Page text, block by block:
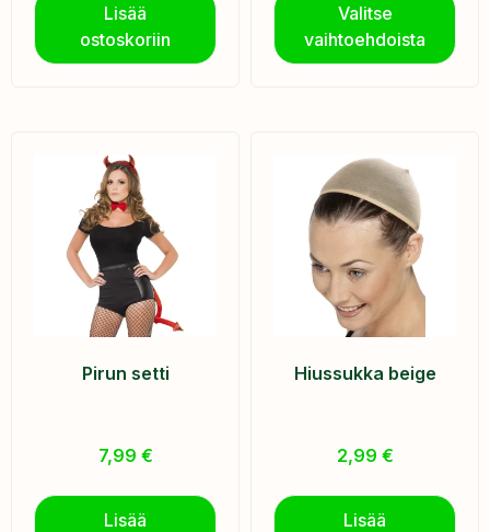
Lisää
ostoskoriin
Valitse
vaihtoehdoista
Pirun setti
7,99 €
Lisää
Hiussukka beige
2,99 €
Lisää